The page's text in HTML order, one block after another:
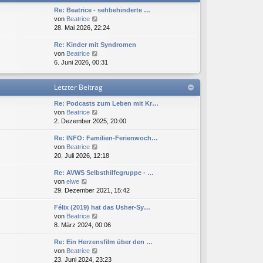
e
i
t
r
g
t
e
B
e
i
r
a
Re: Beatrice - sehbehinderte …
von Beatrice
e
u
e
t
r
B
e
i
r
g
28. Mai 2026, 22:24
Re: Kinder mit Syndromen
von Beatrice
e
e
s
t
e
B
e
i
r
g
6. Juni 2026, 00:31
Letzter Beitrag
Re: Podcasts zum Leben mit Kr…
von Beatrice
e
u
e
t
e
r
e
i
t
a
g
2. Dezember 2025, 20:00
Re: INFO: Familien-Ferienwoch…
von Beatrice
e
u
e
t
e
r
e
i
t
a
20. Juli 2026, 12:18
Re: AVWS Selbsthilfegruppe - …
von elwe
e
u
e
s
t
e
r
B
e
29. Dezember 2021, 15:42
Félix (2019) hat das Usher-Sy…
von Beatrice
e
u
e
t
8. März 2024, 00:06
Re: Ein Herzensfilm über den …
von Beatrice
e
23. Juni 2024, 23:23